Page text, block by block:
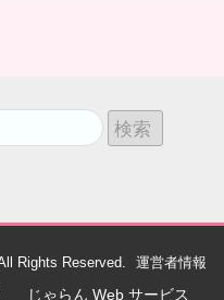
Rights Reserved. 運営者情報
じゃらん Web サービス